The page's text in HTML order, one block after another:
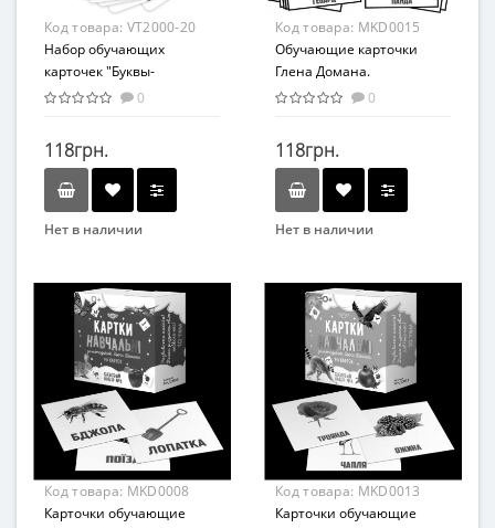
Материал
Картон
Код товара: VT2000-20
Набор обучающих
карточек "Буквы-
животные" Vladi
0
118грн.
Нет в наличии
Код товара: MKD0015
Обучающие карточки
Глена Домана.
"Животные" (МКД0015)
0
118грн.
Нет в наличии
Развивающие
Возраст
С рождения
Возрастная группа
От 0 лет
Материал
Картон
Код товара: MKD0008
Карточки обучающие
Код товара: MKD0013
Карточки обучающие